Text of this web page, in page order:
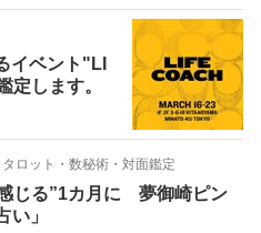
イベント"LI
定します。
ロット・数秘術・対面鑑定
じる”1カ月に 夢御崎ピン
い」